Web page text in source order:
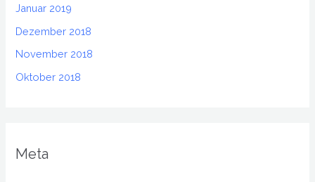
Januar 2019
Dezember 2018
November 2018
Oktober 2018
Meta